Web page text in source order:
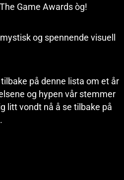
Game Awards òg!
og spennende visuell
på denne lista om et år
og hypen vår stemmer
litt vondt nå å se tilbake på
.